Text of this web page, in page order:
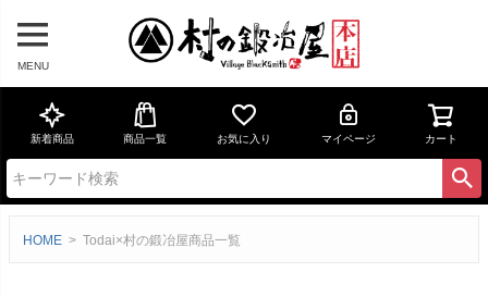
MENU
新着商品 商品一覧 お気に入り マイページ カート
HOME Todai×村の鍛冶屋商品一覧